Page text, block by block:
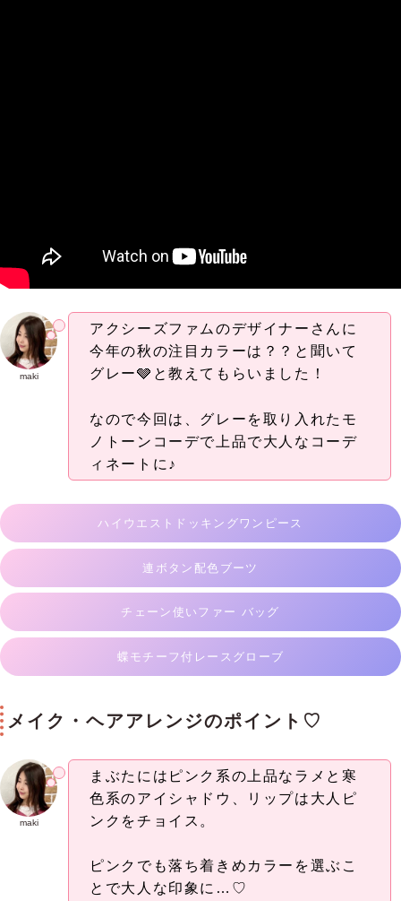
maki
アクシーズファムのデザイナーさんに
今年の秋の注目カラーは？？と聞いて
グレー🩶と教えてもらいました！
なので今回は、グレーを取り入れたモ
ノトーンコーデで上品で大人なコーデ
ィネートに♪
ハイウエストドッキングワンピース
連ボタン配色ブーツ
チェーン使いファー バッグ
蝶モチーフ付レースグローブ
メイク・ヘアアレンジのポイント♡
maki
まぶたにはピンク系の上品なラメと寒
色系のアイシャドウ、リップは大人ピ
ンクをチョイス。
ピンクでも落ち着きめカラーを選ぶこ
とで大人な印象に…♡